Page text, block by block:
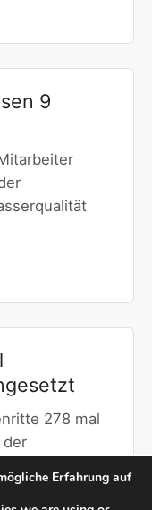
9
278 mal
der
Erfahrung auf